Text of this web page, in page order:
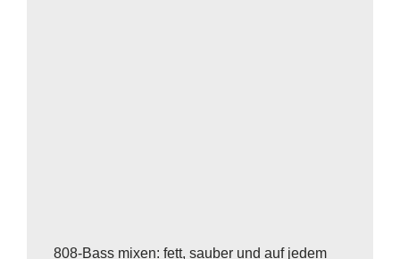
808-Bass mixen: fett, sauber und auf jedem